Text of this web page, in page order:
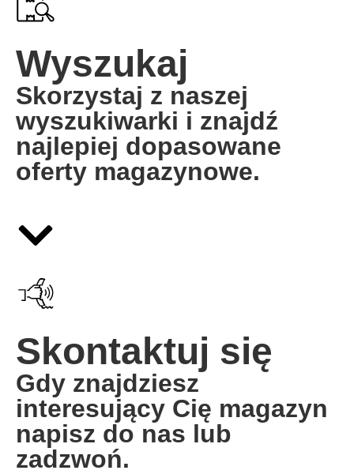
Wyszukaj
Skorzystaj z naszej
wyszukiwarki i znajdź
najlepiej dopasowane
oferty magazynowe.
Skontaktuj się
Gdy znajdziesz
interesujący Cię magazyn
napisz do nas lub
zadzwoń.